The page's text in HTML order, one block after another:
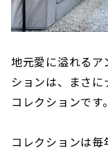
地元愛に溢れるア
ションは、まさ
コレクションです。
コレクションは